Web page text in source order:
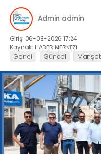
Admin admin
Giriş: 06-08-2026 17:24
Kaynak: HABER MERKEZİ
Genel Güncel Manşet